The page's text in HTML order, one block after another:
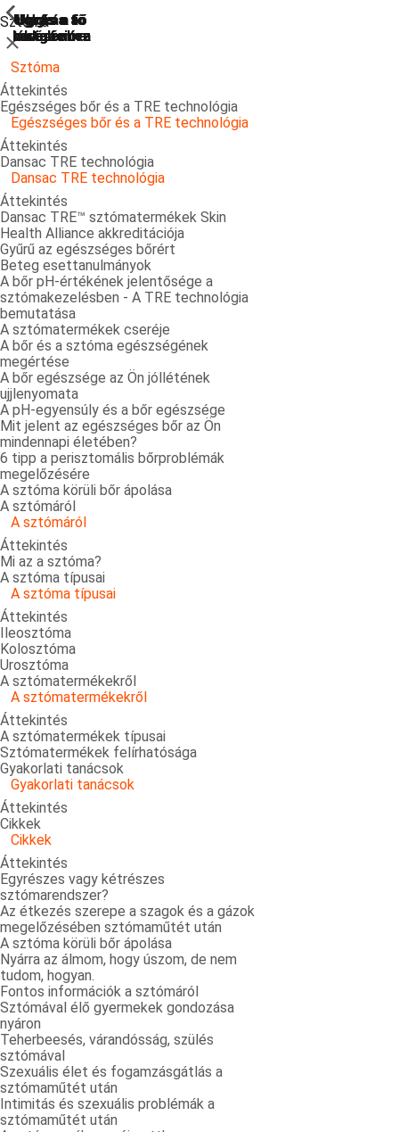
Ugrás a
kereséshez
Ugrás a fő
navigációra
Ugrás a fő
navigációra
Ugrás a fő
tartalomra
Ugrás a
láblécre
Sztóma
ShowPrevious
Bezárás
Sztóma
Áttekintés
Egészséges bőr és a TRE technológia
ShowPrevious
Egészséges bőr és a TRE technológia
Áttekintés
Dansac TRE technológia
ShowPrevious
Dansac TRE technológia
Áttekintés
Dansac TRE™ sztómatermékek Skin
Health Alliance akkreditációja
Gyűrű az egészséges bőrért
Beteg esettanulmányok
A bőr pH-értékének jelentősége a
sztómakezelésben - A TRE technológia
bemutatása
A sztómatermékek cseréje
A bőr és a sztóma egészségének
megértése
A bőr egészsége az Ön jóllétének
ujjlenyomata
A pH-egyensúly és a bőr egészsége
Mit jelent az egészséges bőr az Ön
mindennapi életében?
6 tipp a perisztomális bőrproblémák
megelőzésére
A sztóma körüli bőr ápolása
A sztómáról
ShowPrevious
A sztómáról
Áttekintés
Mi az a sztóma?
A sztóma típusai
ShowPrevious
A sztóma típusai
Áttekintés
Ileosztóma
Kolosztóma
Urosztóma
A sztómatermékekről
ShowPrevious
A sztómatermékekről
Áttekintés
A sztómatermékek típusai
Sztómatermékek felírhatósága
Gyakorlati tanácsok
ShowPrevious
Gyakorlati tanácsok
Áttekintés
Cikkek
ShowPrevious
Cikkek
Áttekintés
Egyrészes vagy kétrészes
sztómarendszer?
Az étkezés szerepe a szagok és a gázok
megelőzésében sztómaműtét után
A sztóma körüli bőr ápolása
Nyárra az álmom, hogy úszom, de nem
tudom, hogyan.
Fontos információk a sztómáról
Sztómával élő gyermekek gondozása
nyáron
Teherbeesés, várandósság, szülés
sztómával
Szexuális élet és fogamzásgátlás a
sztómaműtét után
Intimitás és szexuális problémák a
sztómaműtét után
ShowPrevious
ShowPrevious
ShowPrevious
ShowPrevious
ShowPrevious
ShowPrevious
ShowPrevious
ShowPrevious
ShowPrevious
ShowPrevious
ShowPrevious
ShowPrevious
ShowPrevious